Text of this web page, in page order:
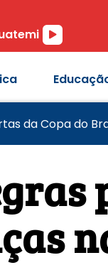
Tocador
de
de tornado em
no
da Copa do